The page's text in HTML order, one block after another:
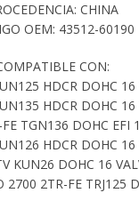
CHINA
OEM: 43512-60190
CON:
HDCR DOHC
HDCR DOHC
TGN136 DOHC EFI
HDCR DOHC
KUN26 DOHC 16
2700 2TR-FE TRJ125